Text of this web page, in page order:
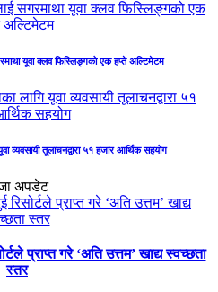
यूवा क्लव फिस्लिङ्गको एक हप्ते अल्टिमेटम
व्यवसायी तूलाचनद्वारा ५१ हजार आर्थिक सहयोग
अपडेट
प्राप्त गरे ‘अति उत्तम’ खाद्य स्वच्छता
स्तर